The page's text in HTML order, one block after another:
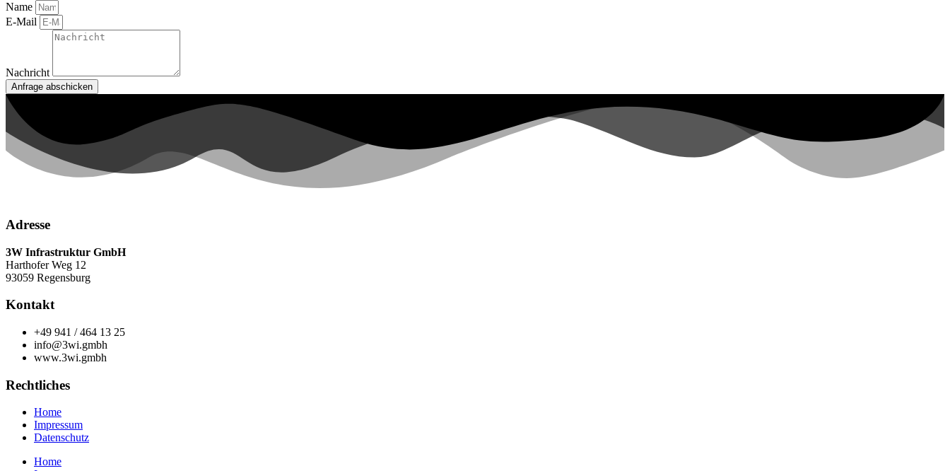
Name
E-Mail
Nachricht
Anfrage abschicken
Adresse
3W Infrastruktur GmbH
Harthofer Weg 12
93059 Regensburg
Kontakt
+49 941 / 464 13 25
info@3wi.gmbh
www.3wi.gmbh
Rechtliches
Home
Impressum
Datenschutz
Home